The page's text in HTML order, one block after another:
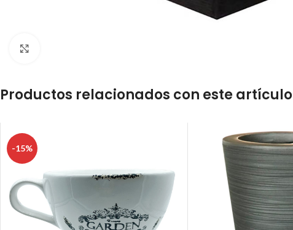
Productos relacionados con este artículo
-15%